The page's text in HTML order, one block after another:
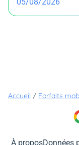
Accueil / Forfaits
À proposDonnées